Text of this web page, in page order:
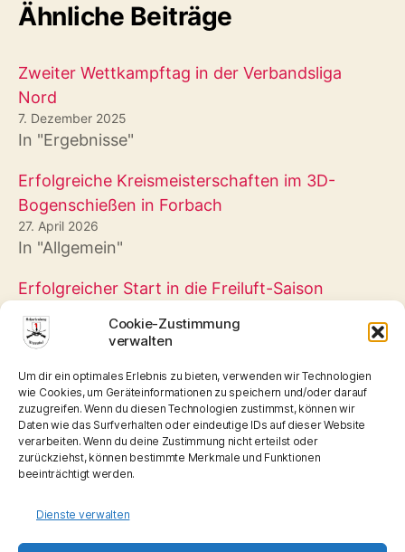
Cookie-Zustimmung
verwalten
Um dir ein optimales Erlebnis zu bieten, verwenden wir Technologien
wie Cookies, um Geräteinformationen zu speichern und/oder darauf
zuzugreifen. Wenn du diesen Technologien zustimmst, können wir
Daten wie das Surfverhalten oder eindeutige IDs auf dieser Website
verarbeiten. Wenn du deine Zustimmung nicht erteilst oder
zurückziehst, können bestimmte Merkmale und Funktionen
beeinträchtigt werden.
Dienste verwalten
Ähnliche Beiträge
Zweiter Wettkampftag in der Verbandsliga
Nord
7. Dezember 2025
In "Ergebnisse"
Erfolgreiche Kreismeisterschaften im 3D-
Bogenschießen in Forbach
27. April 2026
In "Allgemein"
Erfolgreicher Start in die Freiluft-Saison
In "Allgemein"
← Platzierungen bei den Deutschen
Meisterschaften 2025
Nord